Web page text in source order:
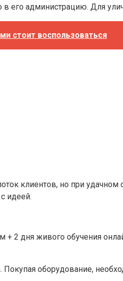
в его администрацию. Для
стоит воспользоваться
клиентов, но при удачном
идеей.
2 дня живого обучения
оборудование,